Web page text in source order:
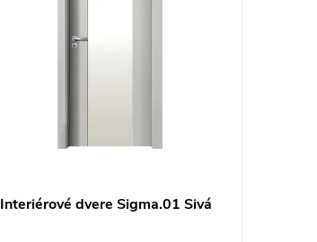
Interiérové dvere Sigma.01 Sivá